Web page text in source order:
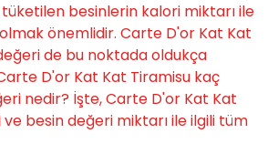
besinlerin kalori miktarı ile
önemlidir. Carte D'or Kat Kat
de bu noktada oldukça
Carte D'or Kat Kat Tiramisu kaç
nedir? İşte, Carte D'or Kat Kat
besin değeri miktarı ile ilgili tüm